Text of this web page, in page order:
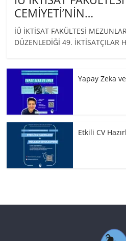
CEMİYETİ’NİN…
İÜ İKTİSAT FAKÜLTESİ
DÜZENLEDİĞİ 49. İKTİSATÇILAR
Yapay Zeka
Etkili CV